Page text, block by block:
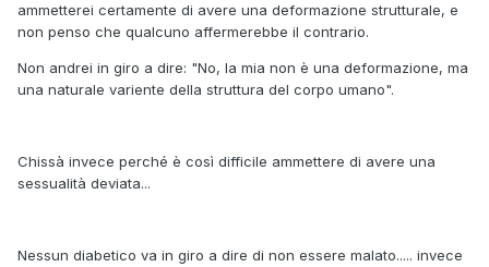
ammetterei certamente di avere una deformazione strutturale, e
non penso che qualcuno affermerebbe il contrario.
Non andrei in giro a dire: "No, la mia non è una deformazione, ma
una naturale variente della struttura del corpo umano".
Chissà invece perché è così difficile ammettere di avere una
sessualità deviata...
Nessun diabetico va in giro a dire di non essere malato..... invece